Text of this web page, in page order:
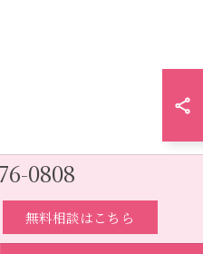
0808
無料相談はこちら